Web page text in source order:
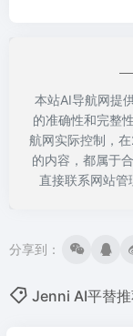
本站AI导航网提
的准确性和完整
航网实际控制，
的内容，都属于
直接联系网站管
分享到：
Jenni AI平替